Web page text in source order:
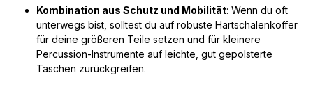
Kombination aus Schutz und Mobilität: Wenn du oft
unterwegs bist, solltest du auf robuste Hartschalenkoffer
für deine größeren Teile setzen und für kleinere
Percussion-Instrumente auf leichte, gut gepolsterte
Taschen zurückgreifen.